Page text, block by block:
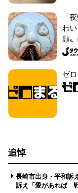
「
わ
顔
ゼ
追悼
長崎市出身・平和訴
訴え「愛があれば